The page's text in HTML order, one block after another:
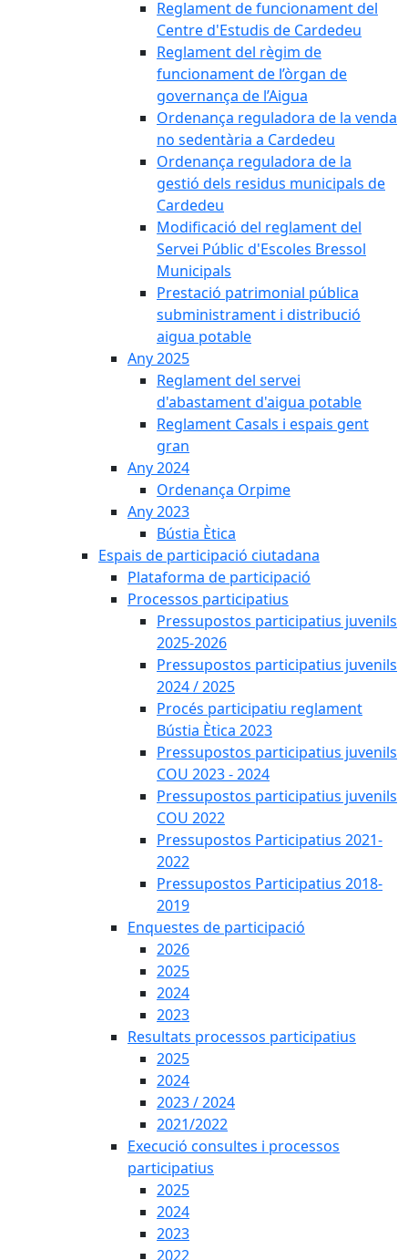
Reglament de funcionament del
Centre d'Estudis de Cardedeu
Reglament del règim de
funcionament de l’òrgan de
governança de l’Aigua
Ordenança reguladora de la venda
no sedentària a Cardedeu
Ordenança reguladora de la
gestió dels residus municipals de
Cardedeu
Modificació del reglament del
Servei Públic d'Escoles Bressol
Municipals
Prestació patrimonial pública
subministrament i distribució
aigua potable
Any 2025
Reglament del servei
d'abastament d'aigua potable
Reglament Casals i espais gent
gran
Any 2024
Ordenança Orpime
Any 2023
Bústia Ètica
Espais de participació ciutadana
Plataforma de participació
Processos participatius
Pressupostos participatius juvenils
2025-2026
Pressupostos participatius juvenils
2024 / 2025
Procés participatiu reglament
Bústia Ètica 2023
Pressupostos participatius juvenils
COU 2023 - 2024
Pressupostos participatius juvenils
COU 2022
Pressupostos Participatius 2021-
2022
Pressupostos Participatius 2018-
2019
Enquestes de participació
2026
2025
2024
2023
Resultats processos participatius
2025
2024
2023 / 2024
2021/2022
Execució consultes i processos
participatius
2025
2024
2023
2022